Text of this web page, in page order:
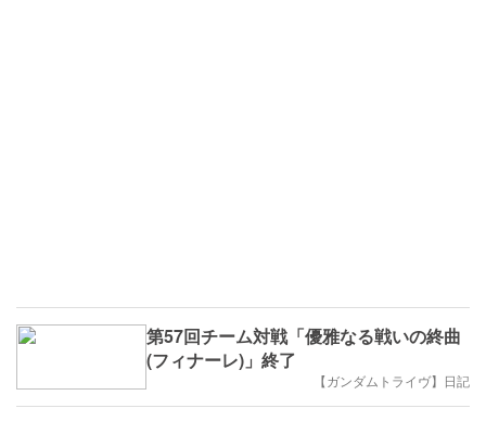
第57回チーム対戦「優雅なる戦いの終曲
(フィナーレ)」終了
【ガンダムトライヴ】日記